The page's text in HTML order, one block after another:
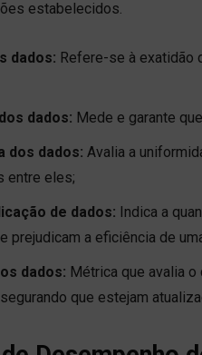
estabelecidos.
dados: Refere-se à exatidão
dados: Mede e garante
dos dados: Avalia a
entre eles;
de dados: Indica a
prejudicam a eficiência de
dados: Métrica que avalia
que estejam